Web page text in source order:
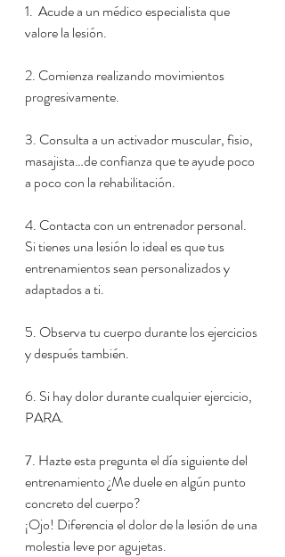
1.  Acude a un médico especialista que
valore la lesión.
2. Comienza realizando movimientos
progresivamente.
3. Consulta a un activador muscular, fisio,
masajista…de confianza que te ayude poco
a poco con la rehabilitación.
4. Contacta con un entrenador personal.
Si tienes una lesión lo ideal es que tus
entrenamientos sean personalizados y
adaptados a ti.
5. Observa tu cuerpo durante los ejercicios
y después también.
6. Si hay dolor durante cualquier ejercicio,
PARA.
7. Hazte esta pregunta el día siguiente del
entrenamiento ¿Me duele en algún punto
concreto del cuerpo?
¡Ojo! Diferencia el dolor de la lesión de una
molestia leve por agujetas.